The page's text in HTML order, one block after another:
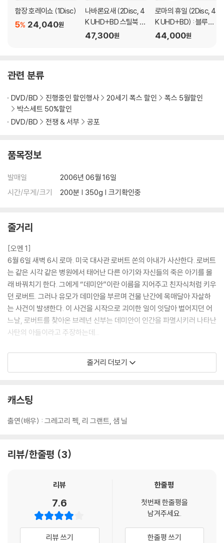
4) 한정판 상품의 변심, 오구매로 인한 반품은 회송된 상품의 상태 확인 후
진행이 가능합니다. 택배 이동 중 파손이 발생하지 않도록 완충 포장을 부
함장 호레이쇼 (1Disc)
24,040원
5%
나바론요새 (2Disc, 4
K UHD+BD 스틸북 한
정판) : 블루레이
47,300원
로마의 휴일 (2Disc, 4
K UHD+BD) : 블루레
이
44,000원
관련 분류
DVD/BD 진행중인 할인행사 20세기 폭스 할인
폭스 5월할인
박스세트 50%할인
DVD/BD
전쟁 & 서부 공포
품목정보
발매일
2006년 06월 16일
시간/무게/크기
200분 | 350g | 크기확인중
줄거리
[오멘 1]
6월 6일 새벽 6시 로마. 미국 대사관 로버트 쏜의 아내가 사산한다. 로버트
는 같은 시각 같은 병원에서 태어난 다른 아기와 자신들의 죽은 아기를 몰
래 바꿔치기 한다. 그에게 “데미안”이란 이름을 지어주고 친자식처럼 키우
던 로버트. 그러나 유모가 데미안을 부르며 건물 난간에 목매달아 자살하
는 사건이 발생한다. 이 사건을 시작으로 괴이한 일이 잇달아 벌어지던 어
느날, 로버트를 찾아온 브레넌 신부는 데미안이 인간을 파멸시키러 나타난
사탄의 아들이라고 주장하는데...
[오멘 2]
그의 양아버지를 죽게 한 데미안이 어느덧 13살이 된다. 데미안은 아직 자
미안은 시카고의 실업가인 백부 리처드 밑에서 자라난다. 데이비드슨 사관
학교에 다니고 있는 데미안은 스스로에게 내재된 악마의 힘과 사명을 서서
은 이 사건을 이상하게 여기고 리처드를 찾아가 데미안에 대해 경고하는
성인이 된 데미안은 영국 대사로 발령 받고 본격적으로 세계 멸망의 계획
을 추진하려 한다. 마침 영국에서 인류를 구원할 제 2의 그리스도가 태어났
는 끔찍한 계획을 세운다. 파티에서 우연히 그를 알게 된 방송국 앵커 레이
줄거리 더보기
캐스팅
출연(배우) : 그레고리 펙, 리 그랜트, 샘 닐
리뷰/한줄평 3
리뷰
7.6
리뷰 쓰기
한줄평
첫번째 한줄평을
남겨주세요.
한줄평 쓰기